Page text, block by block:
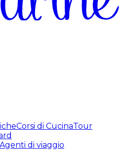
Corsi di CucinaTour
Agenti di viaggio